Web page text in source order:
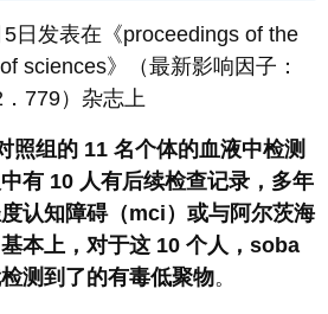
日发表在《proceedings of the
sciences》（最新影响因子：
．779）杂志上
照组的 11 名个体的血液中检测
有 10 人有后续检查记录，多年
认知障碍（mci）或与阿尔茨海
本上，对于这 10 个人，soba
测到了的有毒低聚物。